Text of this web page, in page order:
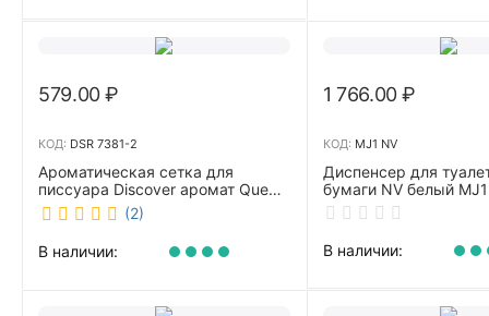
579.00₽
КОД: DSR 7381-2
Ароматическая сетка для
писсуара Discover аромат Queen
DSR 7381-2 (2)
В наличии:
1 766.00₽
КОД: MJ1 NV
Диспенсер для
бумаги NV белый
В наличии: